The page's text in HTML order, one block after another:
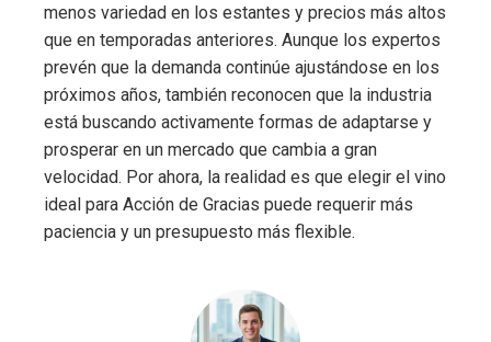
menos variedad en los estantes y precios más altos
que en temporadas anteriores. Aunque los expertos
prevén que la demanda continúe ajustándose en los
próximos años, también reconocen que la industria
está buscando activamente formas de adaptarse y
prosperar en un mercado que cambia a gran
velocidad. Por ahora, la realidad es que elegir el vino
ideal para Acción de Gracias puede requerir más
paciencia y un presupuesto más flexible.